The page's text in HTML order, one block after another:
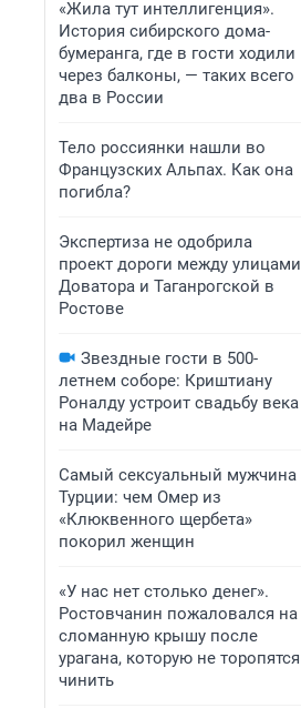
«Жила тут интеллигенция».
История сибирского дома-
бумеранга, где в гости ходили
через балконы, — таких всего
два в России
Тело россиянки нашли во
Французских Альпах. Как она
погибла?
Экспертиза не одобрила
проект дороги между улицами
Доватора и Таганрогской в
Ростове
Звездные гости в 500-
летнем соборе: Криштиану
Роналду устроит свадьбу века
на Мадейре
Самый сексуальный мужчина
Турции: чем Омер из
«Клюквенного щербета»
покорил женщин
«У нас нет столько денег».
Ростовчанин пожаловался на
сломанную крышу после
урагана, которую не торопятся
чинить